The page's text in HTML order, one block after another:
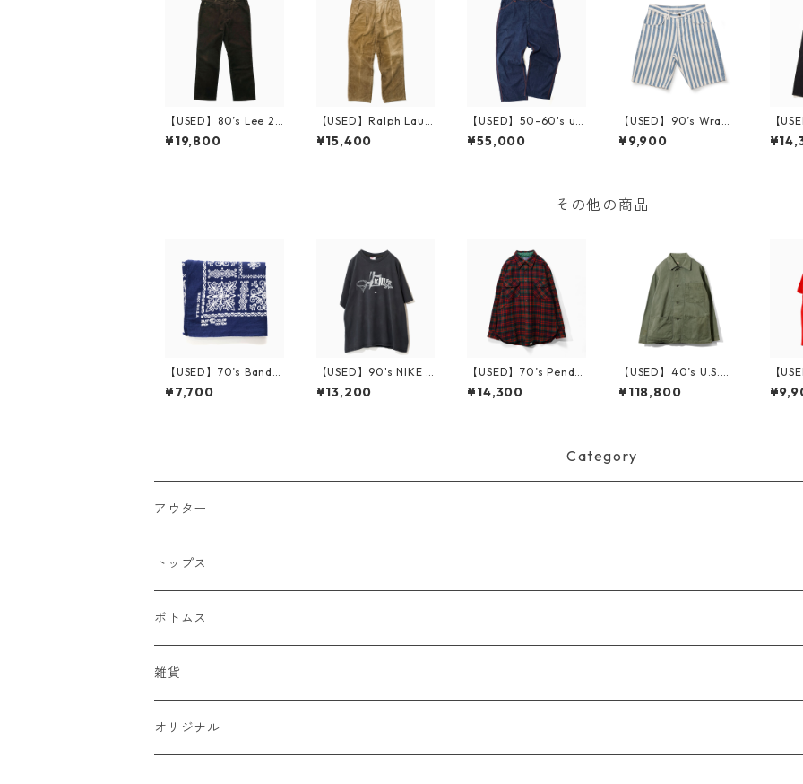
【USED】80’s Lee 20
0-2821 Corduroy Pa
nts W36 L30
¥19,800
【USED】Ralph Laur
en Corduroy Pants
W33
¥15,400
【USED】50-60's un
known Denim Painte
r Pants 実寸 W36 L27
¥55,000
【USED】90’s Wrang
ler Stripe Short Pant
s W29 Made in USA
¥9,900
【
lack
その他の商品
【USED】70’s Banda
na Elephant
¥7,700
【USED】90's NIKE K
ILLER SPLASH T-Shirt
XL
¥13,200
【USED】70’s Pendle
ton L/S Wool Shirt L
¥14,300
【USED】40’s U.S.M.
C. P-41 HBT Jacket
¥118,800
【
ES T-
LE
Category
アウター
ジャケット
デニムジャケット
スタジャン
ベスト
トップス
Tシャツ
半袖Tシャツ
七分・長袖Tシャツ
シャツ
半袖シャツ
スウェット
ボトムス
デニム
チノパン
雑貨
キャップ
オリジナル